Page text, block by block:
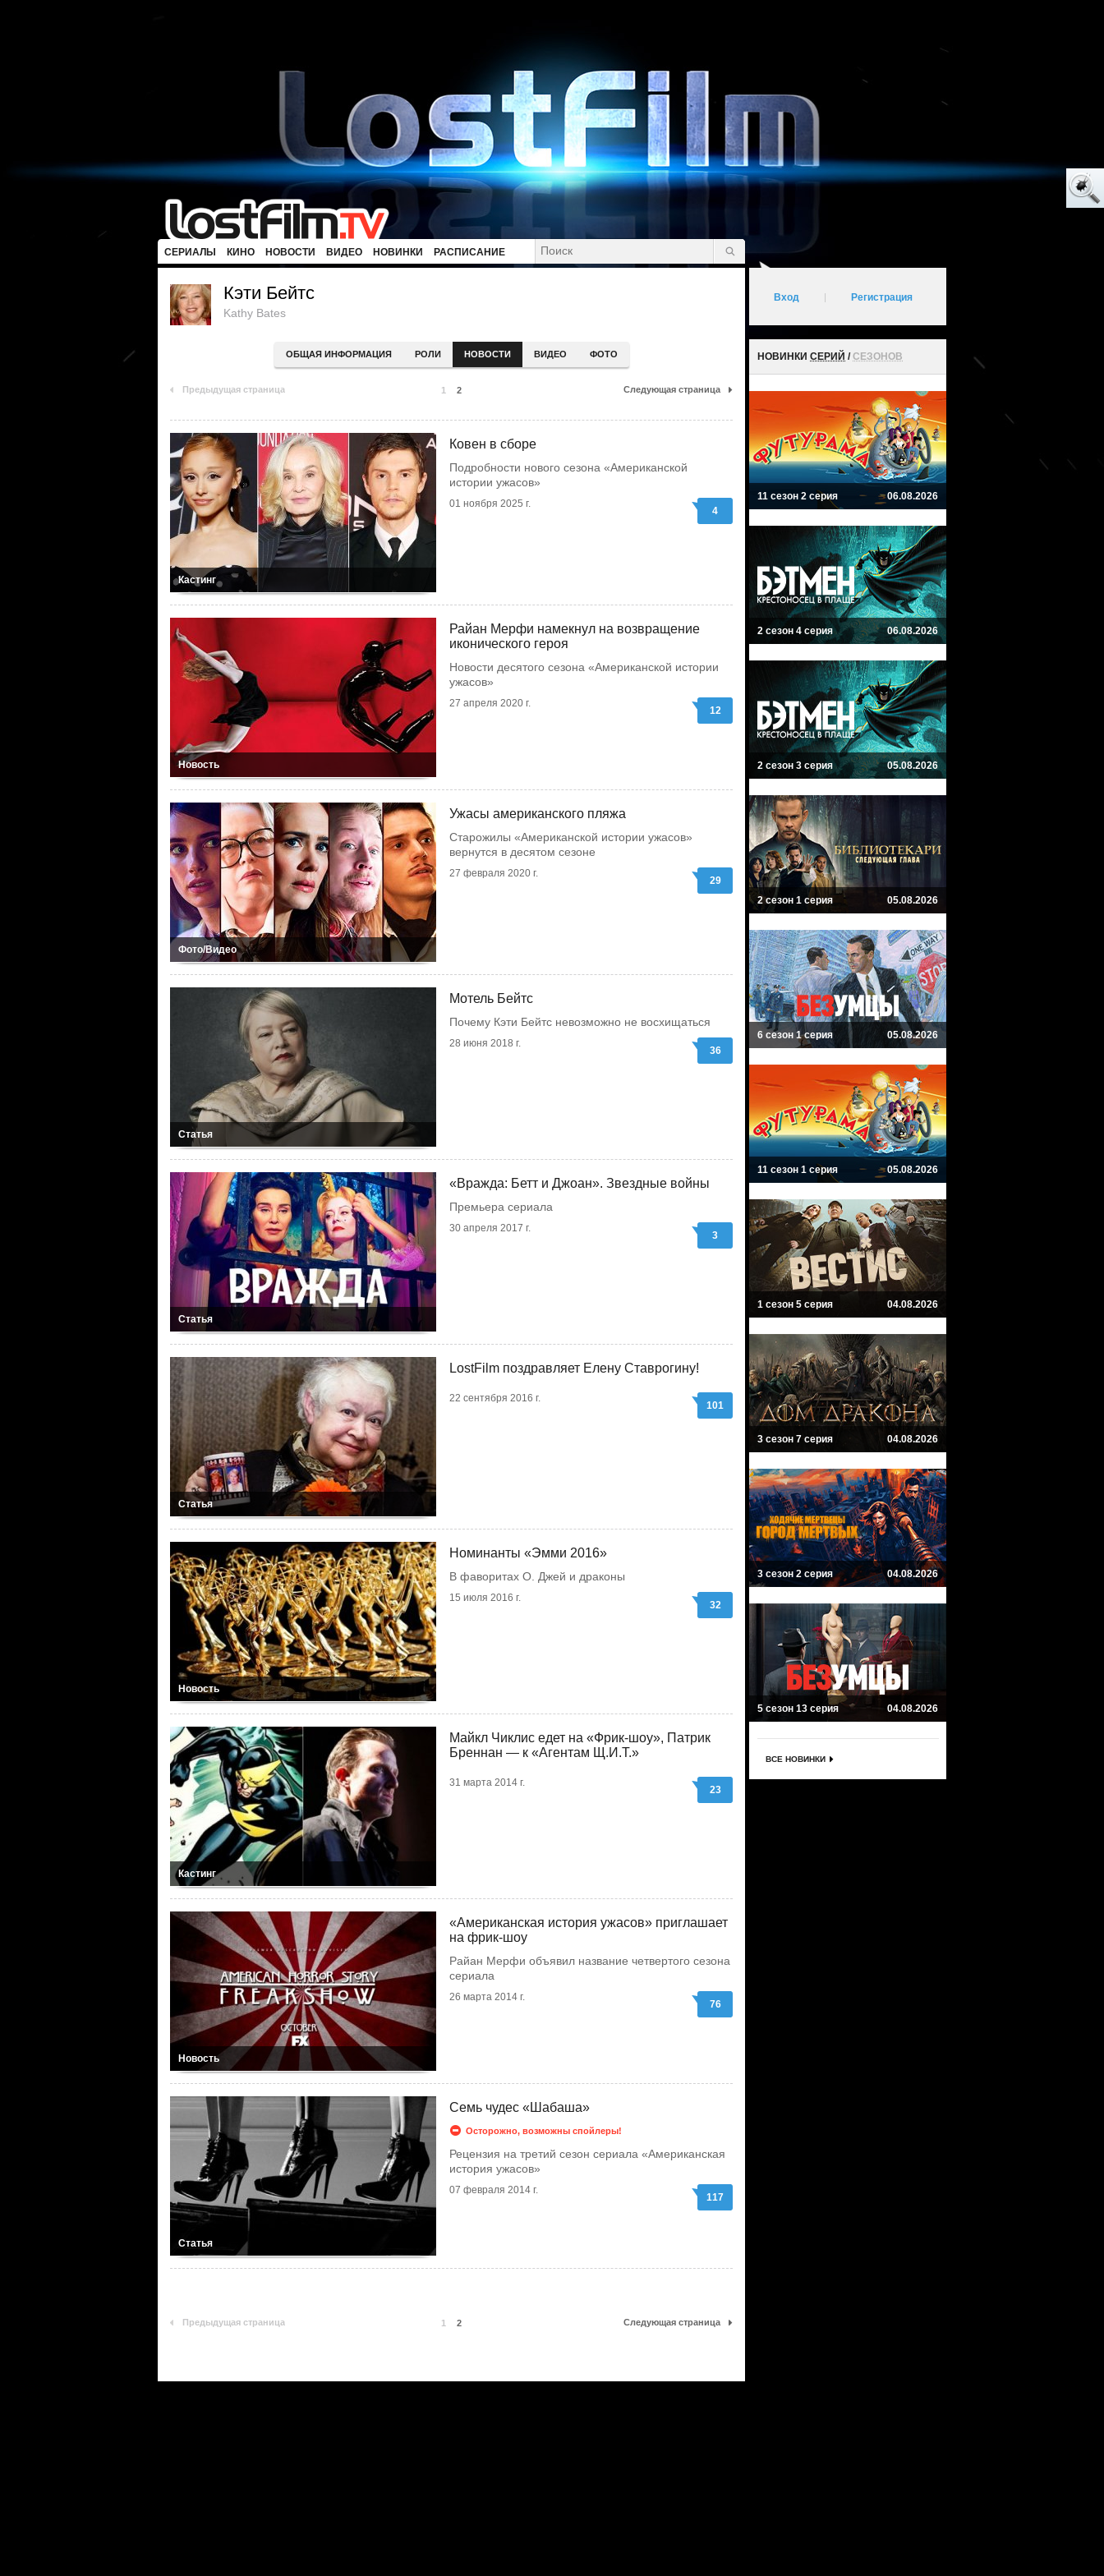
СЕРИАЛЫ КИНО НОВОСТИ ВИДЕО НОВИНКИ РАСПИСАНИЕ
Кэти Бейтс
Kathy Bates
ОБЩАЯ ИНФОРМАЦИЯ РОЛИ НОВОСТИ ВИДЕО ФОТО
Предыдущая страница 1 2 Следующая страница
Кастинг
Ковен в сборе
Подробности нового сезона «Американской
истории ужасов»
01 ноября 2025 г.
4
Новость
Райан Мерфи намекнул на возвращение
иконического героя
Новости десятого сезона «Американской истории
ужасов»
27 апреля 2020 г.
12
Фото/Видео
Ужасы американского пляжа
Старожилы «Американской истории ужасов»
вернутся в десятом сезоне
27 февраля 2020 г.
29
Статья
Мотель Бейтс
Почему Кэти Бейтс невозможно не восхищаться
28 июня 2018 г.
36
Статья
«Вражда: Бетт и Джоан». Звездные войны
Премьера сериала
30 апреля 2017 г.
3
Статья
LostFilm поздравляет Елену Ставрогину!
22 сентября 2016 г.
101
Новость
Номинанты «Эмми 2016»
В фаворитах О. Джей и драконы
15 июля 2016 г.
32
Кастинг
Майкл Чиклис едет на «Фрик-шоу», Патрик
Бреннан — к «Агентам Щ.И.Т.»
31 марта 2014 г.
23
Новость
«Американская история ужасов» приглашает
на фрик-шоу
Райан Мерфи объявил название четвертого сезона
сериала
26 марта 2014 г.
76
Статья
Семь чудес «Шабаша»
Осторожно, возможны спойлеры!
Рецензия на третий сезон сериала «Американская
история ужасов»
07 февраля 2014 г.
117
Предыдущая страница 1 2 Следующая страница
Вход Регистрация
НОВИНКИ СЕРИЙ /СЕЗОНОВ
11 сезон 2 серия 06.08.2026
2 сезон 4 серия 06.08.2026
2 сезон 3 серия 05.08.2026
2 сезон 1 серия 05.08.2026
6 сезон 1 серия 05.08.2026
11 сезон 1 серия 05.08.2026
1 сезон 5 серия 04.08.2026
3 сезон 7 серия 04.08.2026
3 сезон 2 серия 04.08.2026
5 сезон 13 серия 04.08.2026
ВСЕ НОВИНКИ